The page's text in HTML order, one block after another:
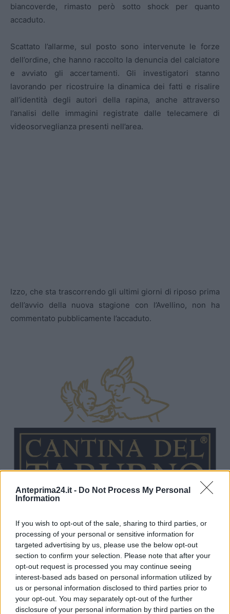
Anteprima24.it - Do Not Process My Personal
Information
If you wish to opt-out of the sale, sharing to third parties, or
processing of your personal or sensitive information for
targeted advertising by us, please use the below opt-out
section to confirm your selection. Please note that after your
opt-out request is processed you may continue seeing
interest-based ads based on personal information utilized by
us or personal information disclosed to third parties prior to
your opt-out. You may separately opt-out of the further
disclosure of your personal information by third parties on the
biancoverde, rimasto però sotto shock per quanto
accaduto.
Scattato l’allarme, sul posto sono intervenute le forze
dell’ordine, che hanno raccolto la denuncia del calciatore
e avviato gli accertamenti. Gli investigatori stanno
lavorando per ricostruire la dinamica dei fatti e risalire
all’identità degli autori della rapina, anche attraverso
l’analisi delle immagini registrate dalle telecamere di
videosorveglianza presenti nell’area.
Izzo, che sta trascorrendo gli ultimi giorni di riposo prima
dell’avvio della nuova stagione con l’Avellino, non ha
commentato pubblicamente l’accaduto.